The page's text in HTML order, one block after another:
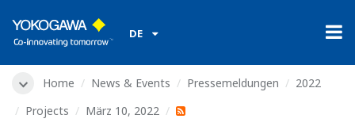
DE
Home News & Events Pressemeldungen
2022
Projects
März 10, 2022